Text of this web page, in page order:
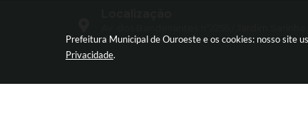
Prefeitura Municipal de Ouroeste e os cookies: nosso site
Privacidade.
CEP: 15685-000